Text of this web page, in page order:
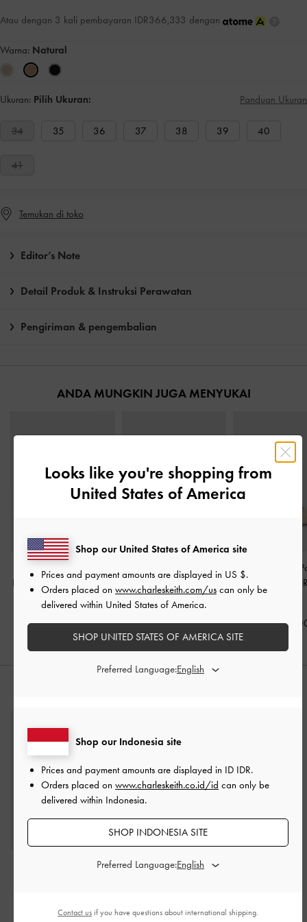
Atau dengan 3 kali pembayaran IDR366,333 dengan
Warna: Natural
Ukuran: Pilih Ukuran: Panduan Ukuran
34 35 36 37 38 39 40
41
Temukan di toko
Editor’s Note
Detail Produk & Instruksi Perawatan
Pengiriman & pengembalian
ANDA MUNGKIN JUGA MENYUKAI
Sepatu Slingback Pumps
Pointed-Toe Woven Ivette
Faux Suede- Sand
IDR1,099,000
Sepatu Pumps Slingback
Sculptural-Heel Raffia
Beige
IDR1,099,000
Sepatu Mules
Sculptural-Heel
Tas Bowling Chance
Looks like you're shopping from
United States of America
Shop our Indonesia site
Prices and payment amounts are displayed in ID IDR.
Orders placed on www.charleskeith.co.id/id can only be
delivered within Indonesia.
SHOP INDONESIA SITE
Preferred Language:
Shop our United States of America site
Prices and payment amounts are displayed in US $.
Orders placed on www.charleskeith.com/us can only be
delivered within United States of America.
SHOP UNITED STATES OF AMERICA SITE
Preferred Language:
Contact us if you have questions about international shipping.